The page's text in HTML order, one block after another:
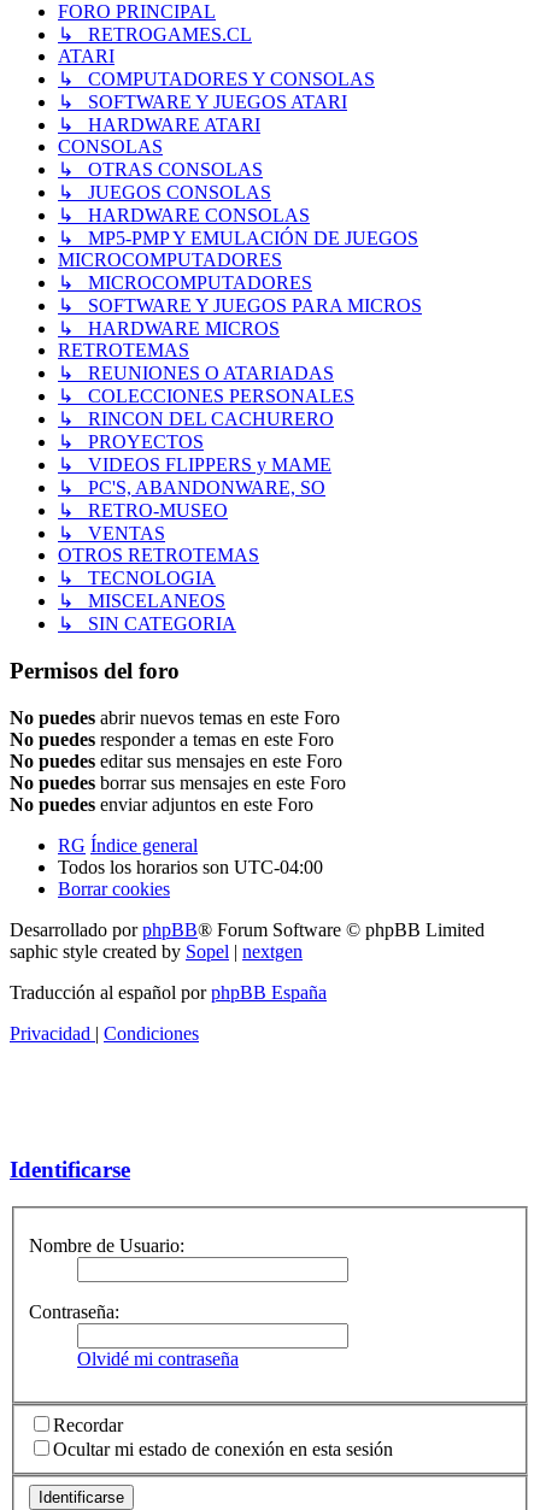
FORO PRINCIPAL
↳ RETROGAMES.CL
ATARI
↳ COMPUTADORES Y CONSOLAS
↳ SOFTWARE Y JUEGOS ATARI
↳ HARDWARE ATARI
CONSOLAS
↳ OTRAS CONSOLAS
↳ JUEGOS CONSOLAS
↳ HARDWARE CONSOLAS
↳ MP5-PMP Y EMULACIÓN DE JUEGOS
MICROCOMPUTADORES
↳ MICROCOMPUTADORES
↳ SOFTWARE Y JUEGOS PARA MICROS
↳ HARDWARE MICROS
RETROTEMAS
↳ REUNIONES O ATARIADAS
↳ COLECCIONES PERSONALES
↳ RINCON DEL CACHURERO
↳ PROYECTOS
↳ VIDEOS FLIPPERS y MAME
↳ PC'S, ABANDONWARE, SO
↳ RETRO-MUSEO
↳ VENTAS
OTROS RETROTEMAS
↳ TECNOLOGIA
↳ MISCELANEOS
↳ SIN CATEGORIA
Permisos del foro
No puedes abrir nuevos temas en este Foro
No puedes responder a temas en este Foro
No puedes editar sus mensajes en este Foro
No puedes borrar sus mensajes en este Foro
No puedes enviar adjuntos en este Foro
RG Índice general
Todos los horarios son UTC-04:00
Borrar cookies
Desarrollado porphpBB® Forum Software © phpBB Limited
saphic style created by Sopel | nextgen
Traducción al español porphpBB España
Privacidad | Condiciones
Identificarse
Nombre de Usuario:
Contraseña:
Olvidé mi contraseña
Recordar
Ocultar mi estado de conexión en esta sesión